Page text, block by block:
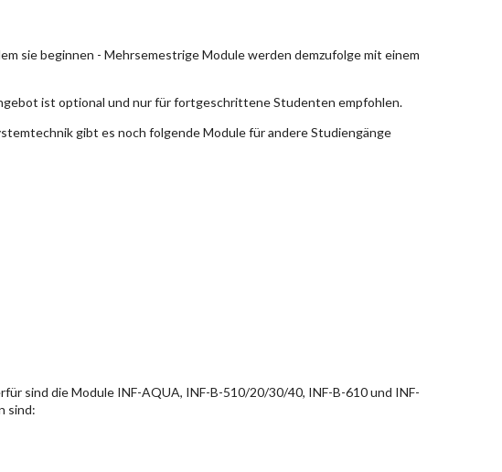
sie beginnen - Mehrsemestrige Module werden demzufolge mit einem
ist optional und nur für fortgeschrittene Studenten empfohlen.
gibt es noch folgende Module für andere Studiengänge
sind die Module INF-AQUA, INF-B-510/20/30/40, INF-B-610 und INF-
sind: